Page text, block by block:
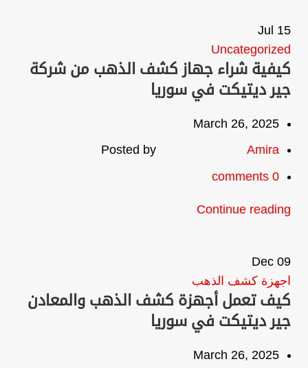
15
Jul
Uncategorized
كيفية شراء جهاز كشف الذهب من شركة
جير ديتيكت في سوريا
March 26, 2025
Posted by
Amira
0
comments
Continue reading
09
Dec
اجهزة كشف الذهب
كيف تعمل أجهزة كشف الذهب والمعادن
جير ديتيكت في سوريا
March 26, 2025